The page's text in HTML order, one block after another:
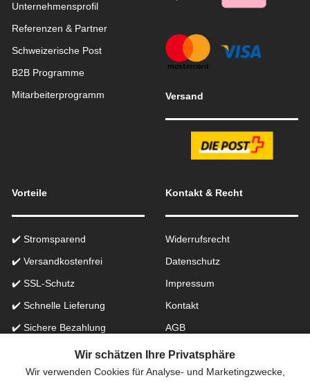
Unternehmensprofil
Referenzen & Partner
Schweizerische Post
B2B Programme
Mitarbeiterprogramm
Versand
Vorteile
✔️ Stromsparend
✔️ Versandkostenfrei
✔️ SSL-Schutz
✔️ Schnelle Lieferung
✔️ Sichere Bezahlung
✔️ Käuferschutz
✔️ B2B Programm
Kontakt & Recht
Widerrufsrecht
Datenschutz
Impressum
Kontakt
AGB
Batteriegesetzhinweise
Wir schätzen Ihre Privatsphäre
Wir verwenden Cookies für Analyse- und Marketingzwecke,